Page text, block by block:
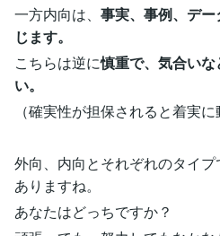
一方内向は、 事実、事例、デ
じます。
こちらは逆に慎重で、気合いな
い。
（確実性が担保されると着実に
外向、内向とそれぞれのタイ
ありますね。
あなたはどっちですか？